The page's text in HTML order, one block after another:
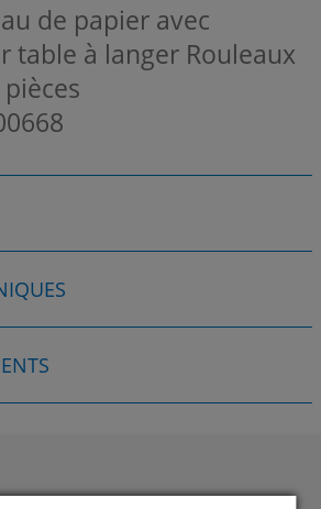
de papier avec
table à langer Rouleaux